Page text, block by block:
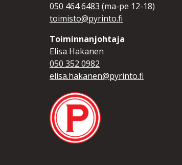
050 464 6483 (ma-pe 12-18)
toimisto@pyrinto.fi
Toiminnanjohtaja
Elisa Hakanen
050 352 0982
elisa.hakanen@pyrinto.fi